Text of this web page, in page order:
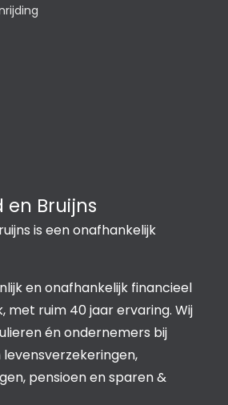
Bruijns
is een onafhankelijk
en onafhankelijk financieel
met ruim 40 jaar ervaring. Wij
én ondernemers bij
pensioen en sparen &